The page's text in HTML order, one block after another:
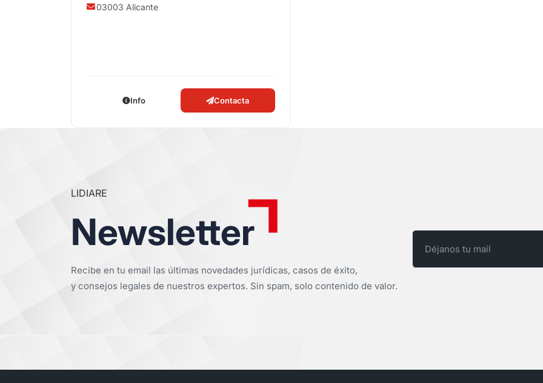
03003 Alicante
Info Contacta
LIDIARE
Newsletter
Recibe en tu email las últimas novedades jurídicas, casos de éxito,
y consejos legales de nuestros expertos. Sin spam, solo contenido de valor.